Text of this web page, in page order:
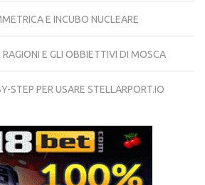
E INCUBO NUCLEARE
RAGIONI E GLI OBBIETTIVI DI MOSCA
STEP PER USARE STELLARPORT.IO